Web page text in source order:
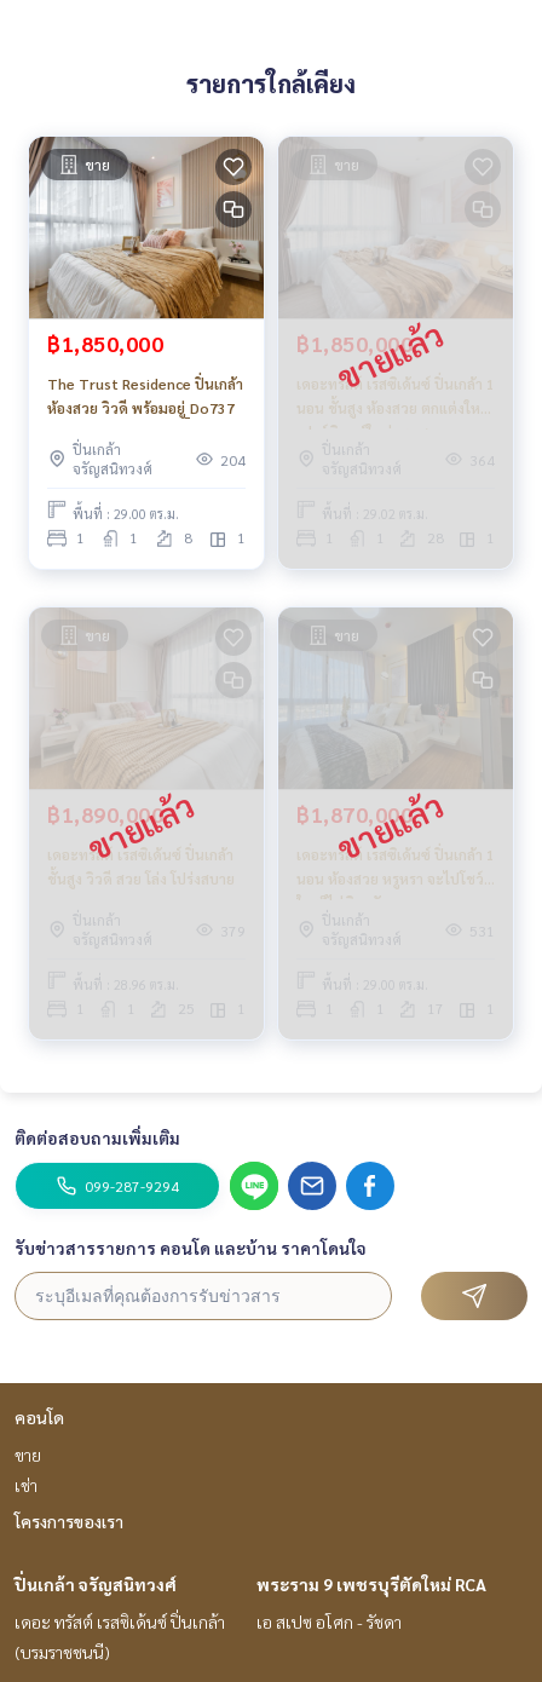
รายการใกล้เคียง
ขาย
฿1,850,000
The Trust Residence ปิ่นเกล้า
ห้องสวย วิวดี พร้อมอยู่_Do737
ปิ่นเกล้า
จรัญสนิทวงศ์
204
พื้นที่ : 29.00 ตร.ม.
1 1 8 1
ขาย
฿1,850,000
เดอะทรัสต์ เรสซิเด้นซ์ ปิ่นเกล้า 1
นอน ชั้นสูง ห้องสวย ตกแต่งใหม่
เฟอร์นิเจอร์ใหม่ครบชุด
ปิ่นเกล้า
จรัญสนิทวงศ์
364
พื้นที่ : 29.02 ตร.ม.
28
ขาย
฿1,890,000
เดอะทรัสต์ เรสซิเด้นซ์ ปิ่นเกล้า
ชั้นสูง วิวดี สวย โล่ง โปร่งสบาย
ปิ่นเกล้า
จรัญสนิทวงศ์
379
พื้นที่ : 28.96 ตร.ม.
25
ขาย
฿1,870,000
เดอะทรัสต์ เรสซิเด้นซ์ ปิ่นเกล้า 1
นอน ห้องสวย หรูหรา จะไปโชว์
ใครก็ไม่ผิดหวัง
ปิ่นเกล้า
จรัญสนิทวงศ์
531
พื้นที่ : 29.00 ตร.ม.
17
ติดต่อสอบถามเพิ่มเติม
099-287-9294
รับข่าวสารรายการ คอนโด และบ้าน ราคาโดนใจ
คอนโด
ขาย
เช่า
โครงการของเรา
ปิ่นเกล้า จรัญสนิทวงศ์
เดอะ ทรัสต์ เรสซิเด้นซ์ ปิ่นเกล้า
(บรมราชชนนี)
พระราม 9 เพชรบุรีตัดใหม่ RCA
เอ สเปซ อโศก - รัชดา